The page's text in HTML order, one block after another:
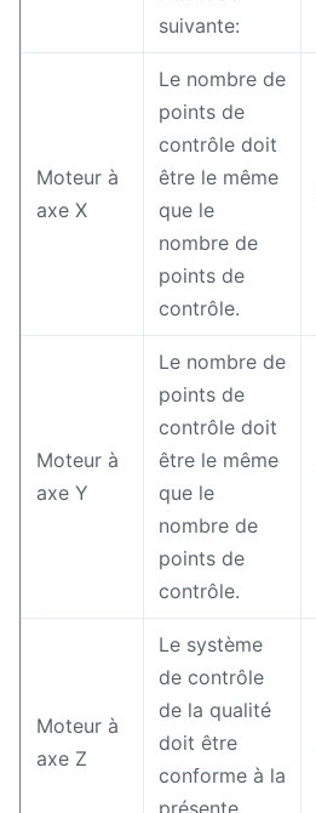
suivante:
Moteur à
axe X
Le nombre de
points de
contrôle doit
être le même
que le
nombre de
points de
contrôle.
Moteur à
axe Y
Le nombre de
points de
contrôle doit
être le même
que le
nombre de
points de
contrôle.
Moteur à
axe Z
Le système
de contrôle
de la qualité
doit être
conforme à la
présente